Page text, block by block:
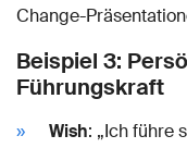
Change-
Beispiel 3:
Führungskraft
Wish: „Ich führe